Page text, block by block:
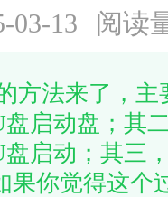
03-13 阅读
方法来了，
启动盘；其
启动；其三
果你觉得这个